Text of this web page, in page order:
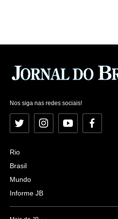
Nos siga nas redes sociais!
Twitter InstagramYouTubeFacebook
Rio
Brasil
Mundo
Informe JB